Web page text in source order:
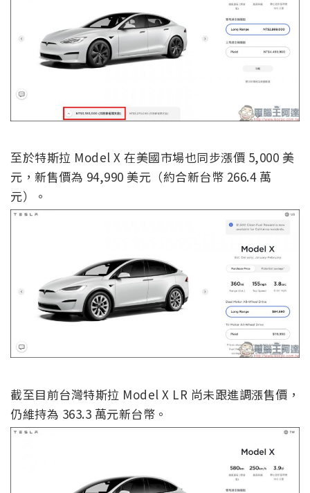
至於特斯拉 Model X 在美國市場也同步漲價 5,000 美
元，新售價為 94,990 美元（約合新台幣 266.4 萬
元）。
截至目前台灣特斯拉 Model X LR 尚未跟進調漲售價，
仍維持為 363.3 萬元新台幣。